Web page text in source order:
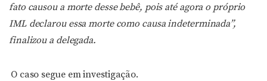
fato causou a morte desse bebê, pois até agora o próprio
IML declarou essa morte como causa indeterminada”,
finalizou a delegada.
O caso segue em investigação.